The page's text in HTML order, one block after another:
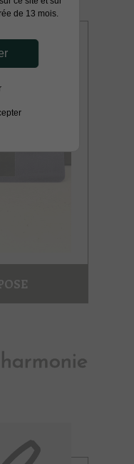
de 13 mois.